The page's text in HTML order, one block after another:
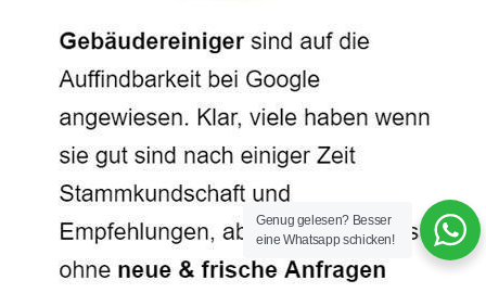
Genug gelesen? Besser
eine Whatsapp schicken!